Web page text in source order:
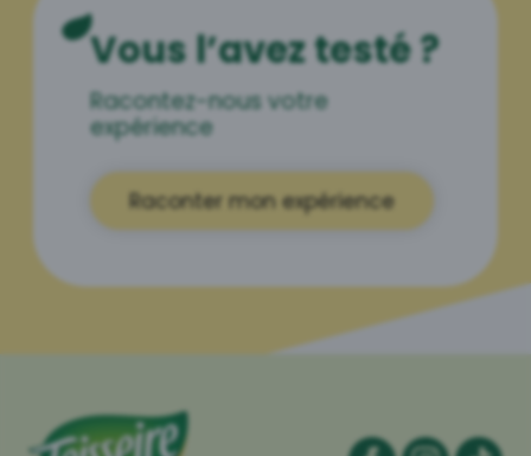
Vous l’avez testé ?
Racontez-nous votre
expérience
Raconter mon expérience